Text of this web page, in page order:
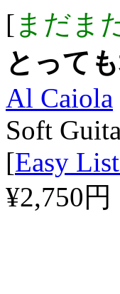
[まだま
とって
Al Caiola
Soft
[Easy
¥2,750円